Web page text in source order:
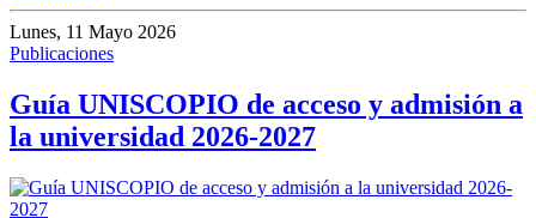
Lunes, 11 Mayo 2026
Publicaciones
Guía UNISCOPIO de acceso y admisión a
la universidad 2026-2027